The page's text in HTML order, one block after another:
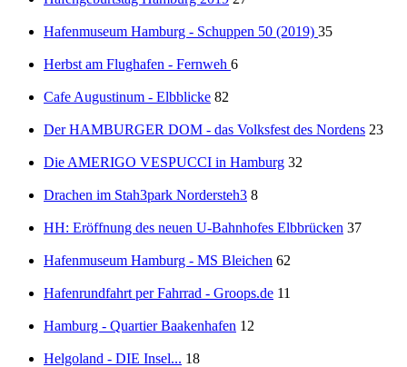
Hafenmuseum Hamburg - Schuppen 50 (2019) 35
Herbst am Flughafen - Fernweh 6
Cafe Augustinum - Elbblicke 82
Der HAMBURGER DOM - das Volksfest des Nordens 23
Die AMERIGO VESPUCCI in Hamburg 32
Drachen im Stah3park Nordersteh3 8
HH: Eröffnung des neuen U-Bahnhofes Elbbrücken 37
Hafenmuseum Hamburg - MS Bleichen 62
Hafenrundfahrt per Fahrrad - Groops.de 11
Hamburg - Quartier Baakenhafen 12
Helgoland - DIE Insel... 18